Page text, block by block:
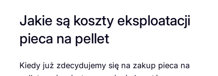
Jakie są koszty eksploatacji
pieca na pellet
Kiedy już zdecydujemy się na zakup pieca na